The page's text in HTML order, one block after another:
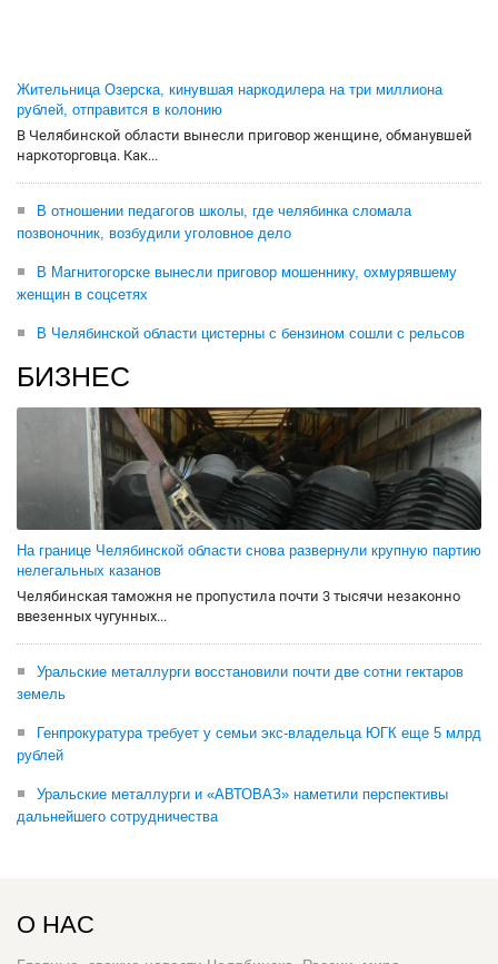
Жительница Озерска, кинувшая наркодилера на три миллиона
рублей, отправится в колонию
В Челябинской области вынесли приговор женщине, обманувшей
наркоторговца. Как...
В отношении педагогов школы, где челябинка сломала
позвоночник, возбудили уголовное дело
В Магнитогорске вынесли приговор мошеннику, охмурявшему
женщин в соцсетях
В Челябинской области цистерны с бензином сошли с рельсов
БИЗНЕС
На границе Челябинской области снова развернули крупную партию
нелегальных казанов
Челябинская таможня не пропустила почти 3 тысячи незаконно
ввезенных чугунных...
Уральские металлурги восстановили почти две сотни гектаров
земель
Генпрокуратура требует у семьи экс-владельца ЮГК еще 5 млрд
рублей
Уральские металлурги и «АВТОВАЗ» наметили перспективы
дальнейшего сотрудничества
О НАС